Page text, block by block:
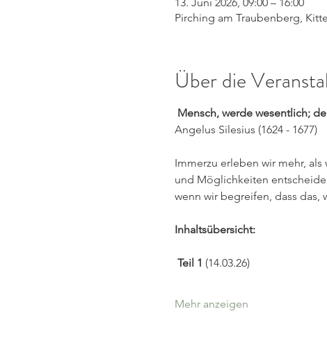
Pirching am Traubenberg,
Über die
Mensch, werde wesentlich;
Angelus Silesius (1624 - 1677)
Immerzu erleben wir mehr,
und Möglichkeiten
wenn wir begreifen, dass das,
Inhaltsübersicht:
Teil 1 (14.03.26)
Mehr anzeigen